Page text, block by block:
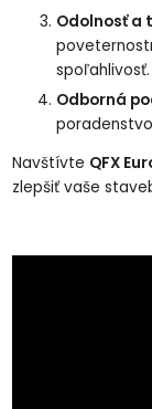
Odolnosť a
spoľahlivosť.
Odborná
Navštívte QFX
zlepšiť vaše